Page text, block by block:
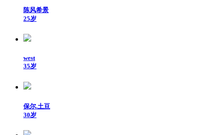
陈风希景
25岁
west
35岁
保尔.土豆
30岁